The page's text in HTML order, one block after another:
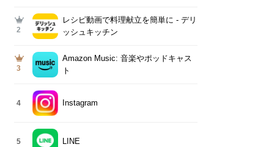
2
レシピ動画で料理献立を簡単‪に - デリ
ッシュキッチン
3
Amazon Music: 音楽やポッドキャス
ト
4 Instagram
5 LINE